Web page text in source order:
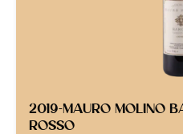
2019-MAURO MOLINO
ROSSO